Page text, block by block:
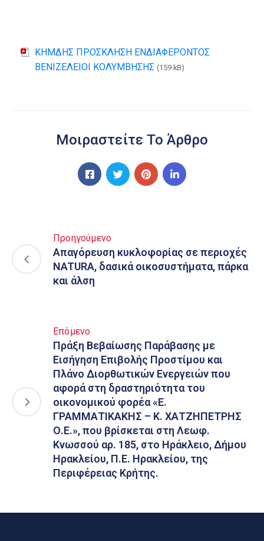
ΚΗΜΔΗΣ ΠΡΟΣΚΛΗΣΗ ΕΝΔΙΑΦΕΡΟΝΤΟΣ
ΒΕΝΙΖΕΛΕΙΟΙ ΚΟΛΥΜΒΗΣΗΣ (159 kB)
Μοιραστείτε Το Άρθρο
Προηγούμενο
Απαγόρευση κυκλοφορίας σε περιοχές
NATURA, δασικά οικοσυστήματα, πάρκα
και άλση
Επόμενο
Πράξη Βεβαίωσης Παράβασης με
Εισήγηση Επιβολής Προστίμου και
Πλάνο Διορθωτικών Ενεργειών που
αφορά στη δραστηριότητα του
οικονομικού φορέα «Ε.
ΓΡΑΜΜΑΤΙΚΑΚΗΣ – Κ. ΧΑΤΖΗΠΕΤΡΗΣ
Ο.Ε.», που βρίσκεται στη Λεωφ.
Κνωσσού αρ. 185, στο Ηράκλειο, Δήμου
Ηρακλείου, Π.Ε. Ηρακλείου, της
Περιφέρειας Κρήτης.